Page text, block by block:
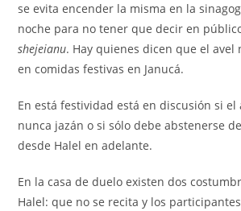
se evita encender la misma en la
noche para no tener que decir en
shejeianu. Hay quienes dicen que el
en comidas festivas en Janucá.
En está festividad está en discusión si el
nunca jazán o si sólo debe abstenerse
desde Halel en adelante.
En la casa de duelo existen dos
Halel: que no se recita y los